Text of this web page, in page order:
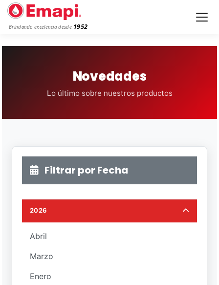
Brindando excelencia desde 1952
Novedades
Lo último sobre nuestros productos
Filtrar por Fecha
2026
Abril
Marzo
Enero